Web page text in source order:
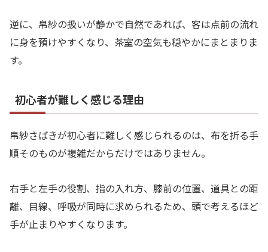
逆に、帛紗の扱いが静かで自然であれば、客は点前の流れ
に身を預けやすくなり、茶室の空気も穏やかにまとまりま
す。
初心者が難しく感じる理由
帛紗さばきが初心者に難しく感じられるのは、布を折る手
順そのものが複雑だからだけではありません。
右手と左手の役割、指の入れ方、膝前の位置、道具との距
離、目線、呼吸が同時に求められるため、頭で考えるほど
手が止まりやすくなります。